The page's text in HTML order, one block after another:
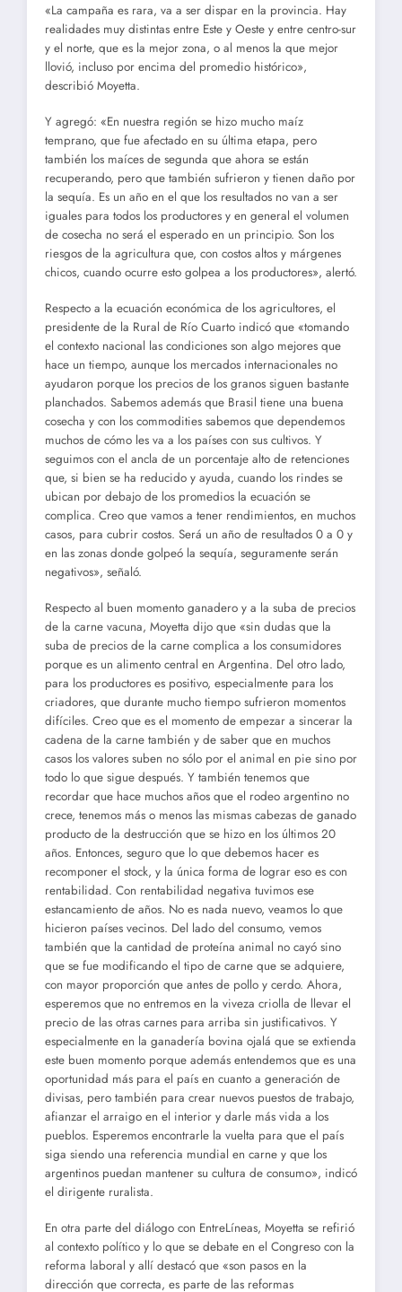
«La campaña es rara, va a ser dispar en la provincia. Hay
realidades muy distintas entre Este y Oeste y entre centro-sur
y el norte, que es la mejor zona, o al menos la que mejor
llovió, incluso por encima del promedio histórico»,
describió Moyetta.
Y agregó: «En nuestra región se hizo mucho maíz
temprano, que fue afectado en su última etapa, pero
también los maíces de segunda que ahora se están
recuperando, pero que también sufrieron y tienen daño por
la sequía. Es un año en el que los resultados no van a ser
iguales para todos los productores y en general el volumen
de cosecha no será el esperado en un principio. Son los
riesgos de la agricultura que, con costos altos y márgenes
chicos, cuando ocurre esto golpea a los productores», alertó.
Respecto a la ecuación económica de los agricultores, el
presidente de la Rural de Río Cuarto indicó que «tomando
el contexto nacional las condiciones son algo mejores que
hace un tiempo, aunque los mercados internacionales no
ayudaron porque los precios de los granos siguen bastante
planchados. Sabemos además que Brasil tiene una buena
cosecha y con los commodities sabemos que dependemos
muchos de cómo les va a los países con sus cultivos. Y
seguimos con el ancla de un porcentaje alto de retenciones
que, si bien se ha reducido y ayuda, cuando los rindes se
ubican por debajo de los promedios la ecuación se
complica. Creo que vamos a tener rendimientos, en muchos
casos, para cubrir costos. Será un año de resultados 0 a 0 y
en las zonas donde golpeó la sequía, seguramente serán
negativos», señaló.
Respecto al buen momento ganadero y a la suba de precios
de la carne vacuna, Moyetta dijo que «sin dudas que la
suba de precios de la carne complica a los consumidores
porque es un alimento central en Argentina. Del otro lado,
para los productores es positivo, especialmente para los
criadores, que durante mucho tiempo sufrieron momentos
difíciles. Creo que es el momento de empezar a sincerar la
cadena de la carne también y de saber que en muchos
casos los valores suben no sólo por el animal en pie sino por
todo lo que sigue después. Y también tenemos que
recordar que hace muchos años que el rodeo argentino no
crece, tenemos más o menos las mismas cabezas de ganado
producto de la destrucción que se hizo en los últimos 20
años. Entonces, seguro que lo que debemos hacer es
recomponer el stock, y la única forma de lograr eso es con
rentabilidad. Con rentabilidad negativa tuvimos ese
estancamiento de años. No es nada nuevo, veamos lo que
hicieron países vecinos. Del lado del consumo, vemos
también que la cantidad de proteína animal no cayó sino
que se fue modificando el tipo de carne que se adquiere,
con mayor proporción que antes de pollo y cerdo. Ahora,
esperemos que no entremos en la viveza criolla de llevar el
precio de las otras carnes para arriba sin justificativos. Y
especialmente en la ganadería bovina ojalá que se extienda
este buen momento porque además entendemos que es una
oportunidad más para el país en cuanto a generación de
divisas, pero también para crear nuevos puestos de trabajo,
afianzar el arraigo en el interior y darle más vida a los
pueblos. Esperemos encontrarle la vuelta para que el país
siga siendo una referencia mundial en carne y que los
argentinos puedan mantener su cultura de consumo», indicó
el dirigente ruralista.
En otra parte del diálogo con EntreLíneas, Moyetta se refirió
al contexto político y lo que se debate en el Congreso con la
reforma laboral y allí destacó que «son pasos en la
dirección que correcta, es parte de las reformas